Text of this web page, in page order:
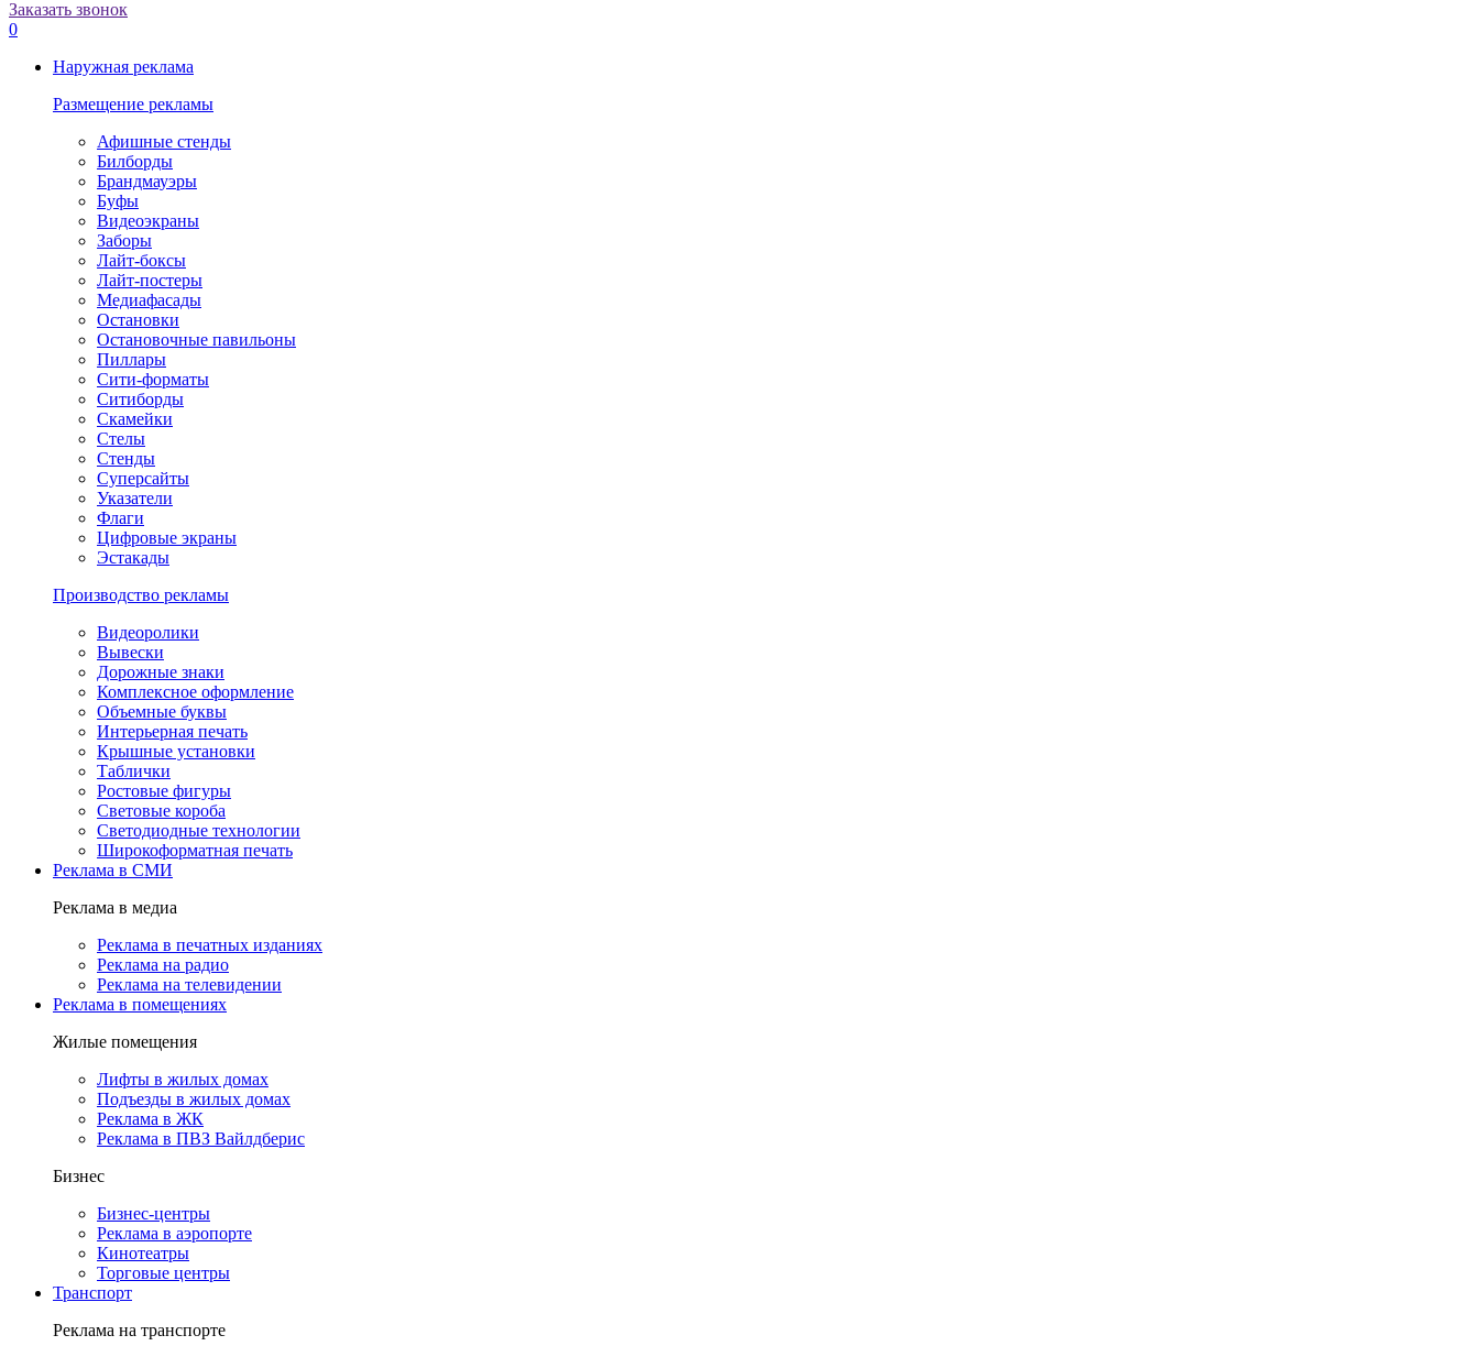
Заказать звонок
0
Наружная реклама
Размещение рекламы
Афишные стенды
Билборды
Брандмауэры
Буфы
Видеоэкраны
Заборы
Лайт-боксы
Лайт-постеры
Медиафасады
Остановки
Остановочные павильоны
Пиллары
Сити-форматы
Ситиборды
Скамейки
Стелы
Стенды
Суперсайты
Указатели
Флаги
Цифровые экраны
Эстакады
Производство рекламы
Видеоролики
Вывески
Дорожные знаки
Комплексное оформление
Объемные буквы
Интерьерная печать
Крышные установки
Таблички
Ростовые фигуры
Световые короба
Светодиодные технологии
Широкоформатная печать
Реклама в СМИ
Реклама в медиа
Реклама в печатных изданиях
Реклама на радио
Реклама на телевидении
Реклама в помещениях
Жилые помещения
Лифты в жилых домах
Подъезды в жилых домах
Реклама в ЖК
Реклама в ПВЗ Вайлдберис
Бизнес
Бизнес-центры
Реклама в аэропорте
Кинотеатры
Торговые центры
Транспорт
Реклама на транспорте